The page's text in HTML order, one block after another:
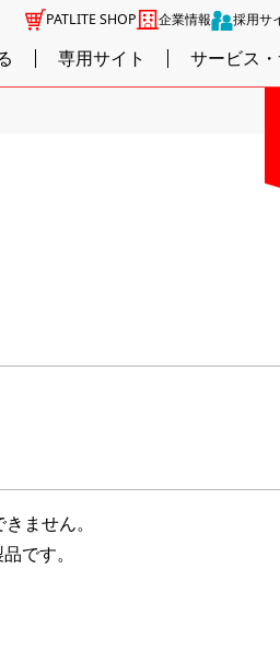
PATLITE SHOP 企業情報 採用サ
専用サイト サービス
ません。
です。